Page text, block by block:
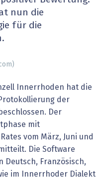
nun die
für die
Innerrhoden hat die
der
Der
mit
vom März, Juni und
Die Software
Deutsch, Französisch,
im Innerrhoder Dialekt